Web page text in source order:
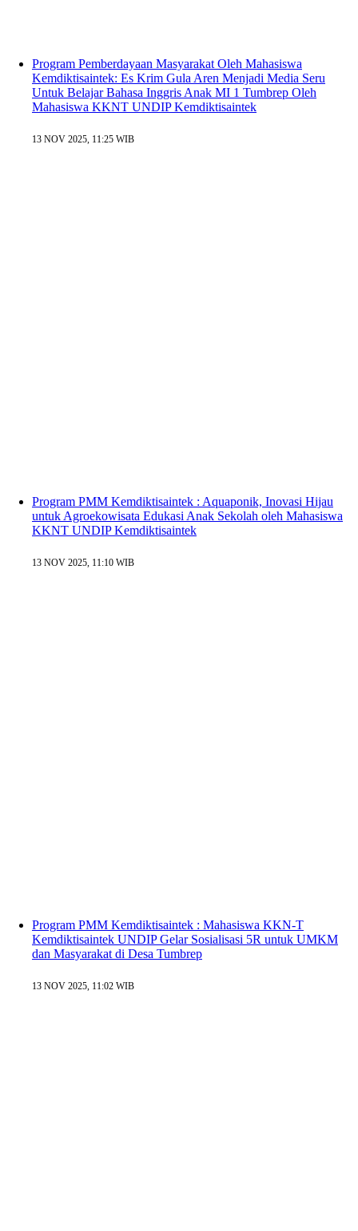
Program Pemberdayaan Masyarakat Oleh Mahasiswa
Kemdiktisaintek: Es Krim Gula Aren Menjadi Media Seru
Untuk Belajar Bahasa Inggris Anak MI 1 Tumbrep Oleh
Mahasiswa KKNT UNDIP Kemdiktisaintek
13 NOV 2025, 11:25 WIB
Program PMM Kemdiktisaintek : Aquaponik, Inovasi Hijau
untuk Agroekowisata Edukasi Anak Sekolah oleh Mahasiswa
KKNT UNDIP Kemdiktisaintek
13 NOV 2025, 11:10 WIB
Program PMM Kemdiktisaintek : Mahasiswa KKN-T
Kemdiktisaintek UNDIP Gelar Sosialisasi 5R untuk UMKM
dan Masyarakat di Desa Tumbrep
13 NOV 2025, 11:02 WIB